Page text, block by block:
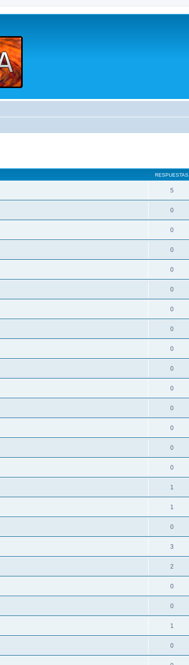
RESPUESTAS
5
0
0
0
0
0
0
0
0
0
0
0
0
0
0
1
1
0
3
2
0
0
1
0